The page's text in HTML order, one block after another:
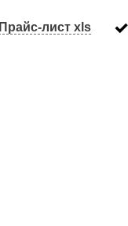
Прайс-лист xls